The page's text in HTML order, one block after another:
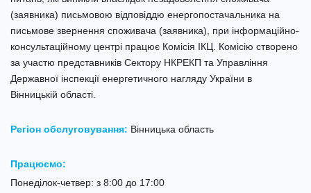
(заявника) письмовою відповіддю енергопостачальника на
письмове звернення споживача (заявника), при інформаційно-
консультаційному центрі працює Комісія ІКЦ. Комісію створено
за участю представників Сектору НКРЕКП та Управління
Державної інспекції енергетичного нагляду України в
Вінницькій області.
Регіон обслуговування: Вінницька область
Працюємо:
Понеділок-четвер: з 8:00 до 17:00